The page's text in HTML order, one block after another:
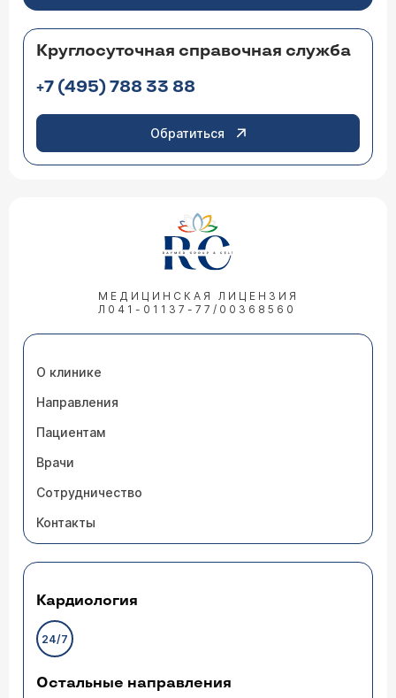
Круглосуточная справочная служба
+7 (495) 788 33 88
Обратиться
МЕДИЦИНСКАЯ ЛИЦЕНЗИЯ
Л041-01137-77/00368560
О клинике
Направления
Пациентам
Врачи
Сотрудничество
Контакты
Кардиология
24/7
Остальные направления